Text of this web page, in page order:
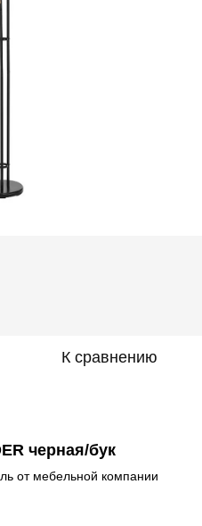
К сравнению
черная/бук
от мебельной компании